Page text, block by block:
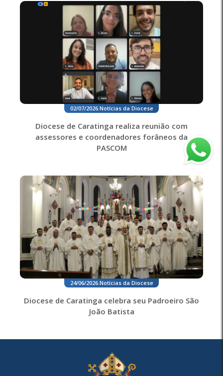
02/07/2026. Notícias da Diocese
Diocese de Caratinga realiza reunião com
assessores e coordenadores forâneos da
PASCOM
24/06/2026. Notícias da Diocese
Diocese de Caratinga celebra seu Padroeiro São
João Batista